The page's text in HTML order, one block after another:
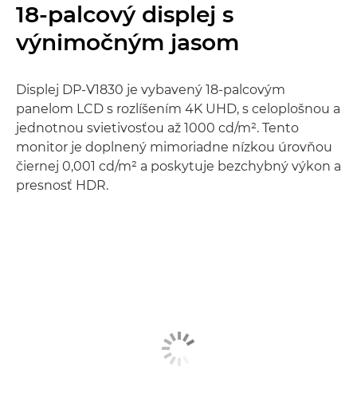
18-palcový displej s
výnimočným jasom
Displej DP-V1830 je vybavený 18-palcovým
panelom LCD s rozlíšením 4K UHD, s celoplošnou a
jednotnou svietivosťou až 1000 cd/m². Tento
monitor je doplnený mimoriadne nízkou úrovňou
čiernej 0,001 cd/m² a poskytuje bezchybný výkon a
presnosť HDR.